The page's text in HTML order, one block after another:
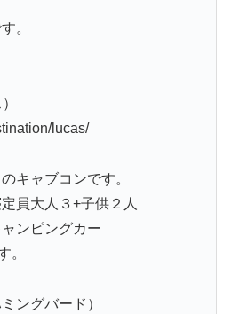
。
lucas/
キャブコンです。
員大人３+子供２人
ンピングカー
。
ングバード）